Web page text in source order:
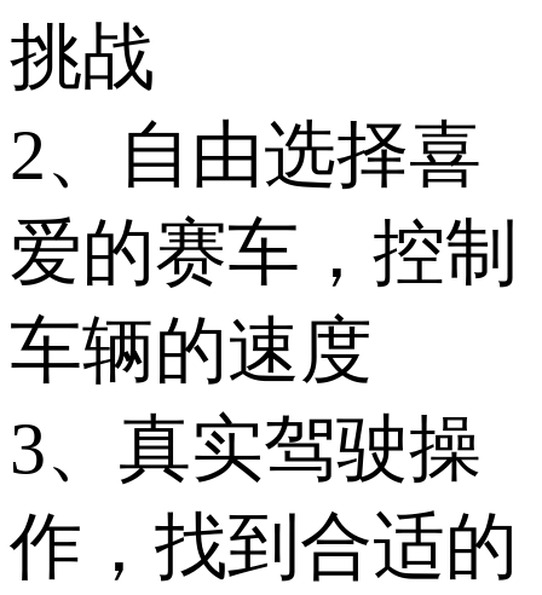
挑战
2、自由选择喜
爱的赛车，控制
车辆的速度
3、真实驾驶操
作，找到合适的